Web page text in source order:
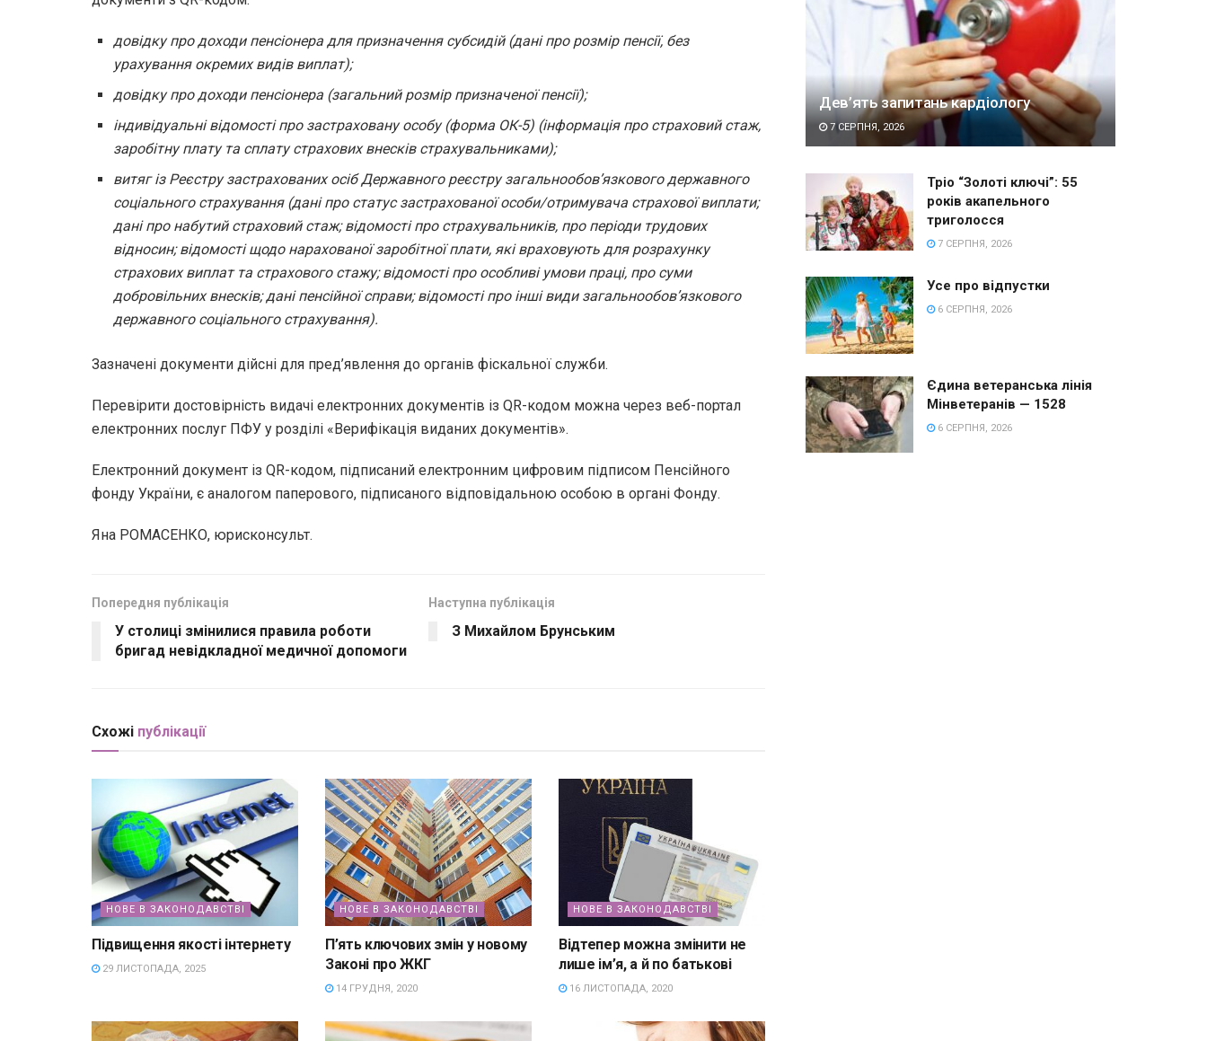
довідку про доходи пенсіонера для призначення субсидій (дані про розмір пенсії, без
урахування окремих видів виплат);
довідку про доходи пенсіонера (загальний розмір призначеної пенсії);
індивідуальні відомості про застраховану особу (форма ОК-5) (інформація про страховий стаж,
заробітну плату та сплату страхових внесків страхувальниками);
витяг із Реєстру застрахованих осіб Державного реєстру загальнообов’язкового державного
соціального страхування (дані про статус застрахованої особи/отримувача страхової виплати;
дані про набутий страховий стаж; відомості про страхувальників, про періоди трудових
відносин; відомості щодо нарахованої заробітної плати, які враховують для розрахунку
страхових виплат та страхового стажу; відомості про особливі умови праці, про суми
добровільних внесків; дані пенсійної справи; відомості про інші види загальнообов’язкового
державного соціального страхування).
Зазначені документи дійсні для пред’явлення до органів фіскальної служби.
Перевірити достовірність видачі електронних документів із QR-кодом можна через веб-портал
електронних послуг ПФУ у розділі «Верифікація виданих документів».
Електронний документ із QR-кодом, підписаний електронним цифровим підписом Пенсійного
фонду України, є аналогом паперового, підписаного відповідальною особою в органі Фонду.
Яна РОМАСЕНКО, юрисконсульт.
Попередня публікація
У столиці змінилися правила роботи
бригад невідкладної медичної допомоги
Наступна публікація
З Михайлом Брунським
Схожі публікації
НОВЕ В ЗАКОНОДАВСТВІ
Підвищення якості інтернету
29 ЛИСТОПАДА, 2025
НОВЕ В ЗАКОНОДАВСТВІ
П’ять ключових змін у новому
Законі про ЖКГ
14 ГРУДНЯ, 2020
НОВЕ В ЗАКОНОДАВСТВІ
Відтепер можна змінити не
лише ім’я, а й по батькові
16 ЛИСТОПАДА, 2020
Дев’ять запитань кардіологу
7 СЕРПНЯ, 2026
Тріо “Золоті ключі”: 55
років акапельного
триголосся
7 СЕРПНЯ, 2026
Усе про відпустки
6 СЕРПНЯ, 2026
Єдина ветеранська лінія
Мінветеранів — 1528
6 СЕРПНЯ, 2026